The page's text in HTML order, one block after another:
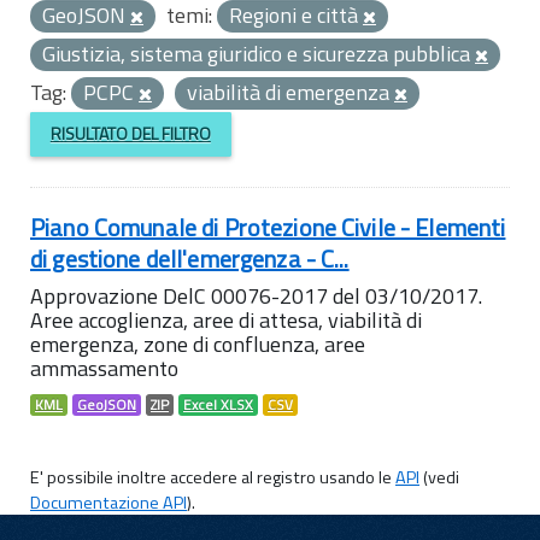
GeoJSON
temi: Regioni e città
Giustizia, sistema giuridico e sicurezza pubblica
Tag: PCPC viabilità di emergenza
RISULTATO DEL FILTRO
Piano Comunale di Protezione Civile - Elementi
di gestione dell'emergenza - C...
Approvazione DelC 00076-2017 del 03/10/2017.
Aree accoglienza, aree di attesa, viabilità di
emergenza, zone di confluenza, aree
ammassamento
KML GeoJSON ZIP Excel XLSX CSV
E' possibile inoltre accedere al registro usando leAPI(vedi
Documentazione API).